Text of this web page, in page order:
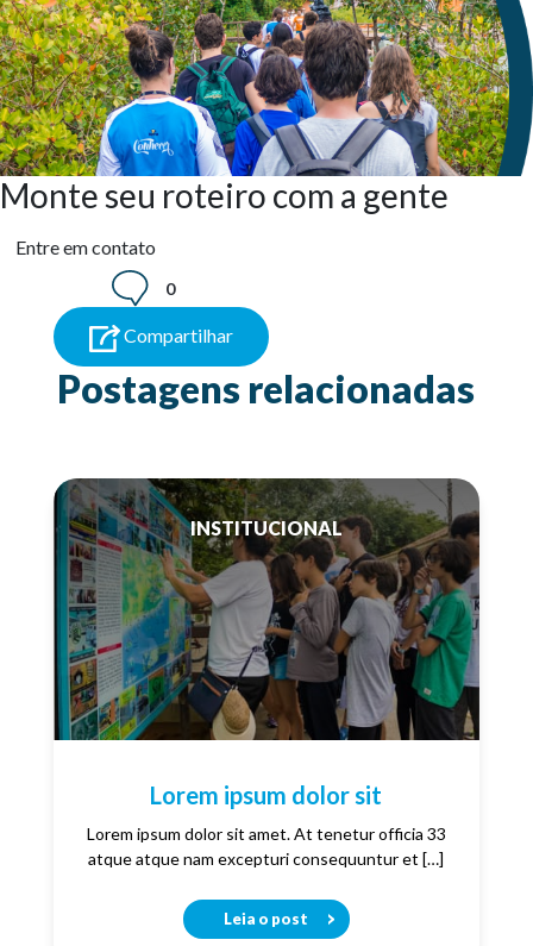
Monte seu roteiro com a gente
Entre em contato
0
Compartilhar
Postagens relacionadas
INSTITUCIONAL
Lorem ipsum dolor sit
Lorem ipsum dolor sit amet. At tenetur officia 33
atque atque nam excepturi consequuntur et […]
Leia o post